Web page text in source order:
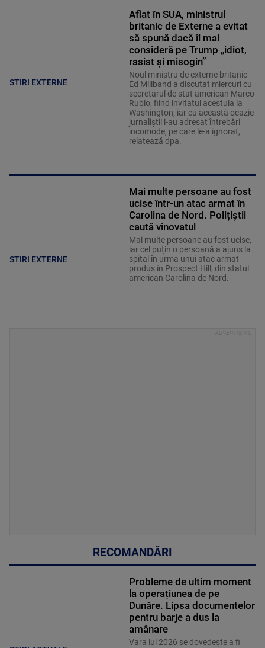
STIRI EXTERNE
Aflat în SUA, ministrul
britanic de Externe a evitat
să spună dacă îl mai
consideră pe Trump „idiot,
rasist și misogin”
Noul ministru de externe britanic
Ed Miliband a discutat miercuri cu
secretarul de stat american Marco
Rubio, fiind invitatul acestuia la
Washington, iar cu această ocazie
jurnaliştii i-au adresat întrebări
incomode, pe care le-a ignorat,
relatează dpa.
STIRI EXTERNE
Mai multe persoane au fost
ucise într-un atac armat în
Carolina de Nord. Polițiștii
caută vinovatul
Mai multe persoane au fost ucise,
iar cel puțin o persoană a ajuns la
spital în urma unui atac armat
produs în Prospect Hill, din statul
american Carolina de Nord.
RECOMANDĂRI
Probleme de ultim moment
la operațiunea de pe
Dunăre. Lipsa documentelor
pentru barje a dus la
amânare
Vara lui 2026 se dovedește a fi